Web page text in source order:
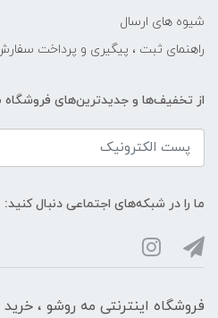
شیوه های ارسال
راهنمای ثبت ، پیگیری و پرداخت
از تخفیف‌ها و جدیدترین‌های فروشگاه
ما را در شبکه‌های اجتماعی دنبال کنید:
فروشگاه اینترنتی مه‌ رو‌شو ، خرید